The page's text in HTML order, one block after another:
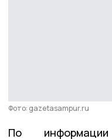
Фото: gazetasampur.ru
По